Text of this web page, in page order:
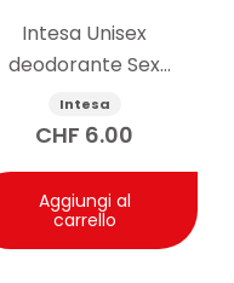
Intesa Unisex
deodorante Sex
Attraction 125ml
Intesa
CHF 6.00
Aggiungi al
carrello